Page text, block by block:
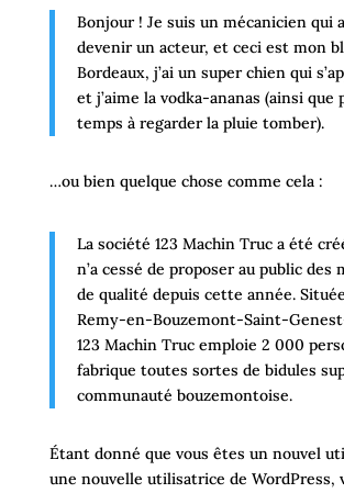
Bonjour ! Je suis un mécanicien qui
devenir un acteur, et ceci est mon
Bordeaux, j’ai un super chien qui
et j’aime la vodka-ananas (ainsi que
temps à regarder la pluie tomber).
…ou bien quelque chose comme cela :
La société 123 Machin Truc a été
n’a cessé de proposer au public des
de qualité depuis cette année.
Remy-en-Bouzemont-Saint-
123 Machin Truc emploie 2 000
fabrique toutes sortes de bidules
communauté bouzemontoise.
Étant donné que vous êtes un nouvel
une nouvelle utilisatrice de WordPress,